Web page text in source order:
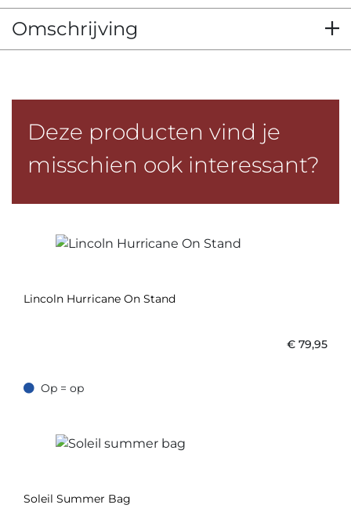
Omschrijving
Deze producten vind je
misschien ook interessant?
Lincoln Hurricane On Stand
€ 79,95
Op = op
Op = op
Soleil Summer Bag